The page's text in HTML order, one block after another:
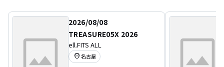
2026/08/08
TREASURE05X 2026
ell.FITS ALL
location_on 名古屋